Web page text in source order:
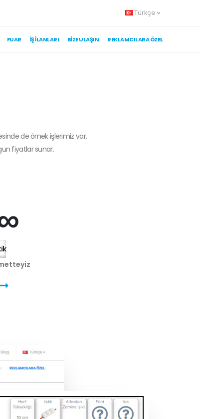
Türkçe
FUAR İŞ İLANLARI BIZE ULAŞIN REKLAMCILARA ÖZEL
de örnek işlerimiz var.
fiyatlar sunar.